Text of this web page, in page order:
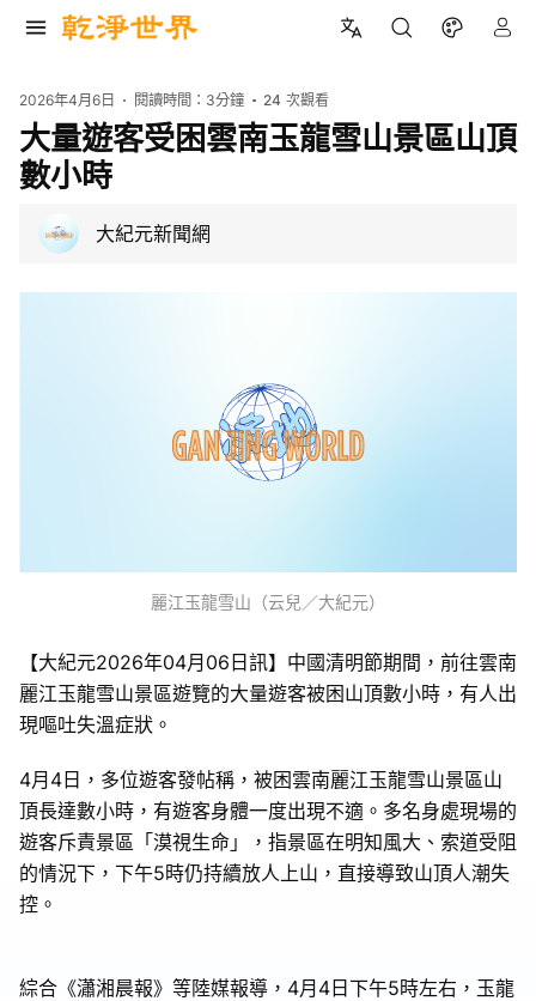
2026年4月6日 閱讀時間： 3分鐘 24 次觀看
大量遊客受困雲南玉龍雪山景區山頂
數小時
大紀元新聞網
麗江玉龍雪山（云兒／大紀元）
【大紀元2026年04月06日訊】中國清明節期間，前往雲南
麗江玉龍雪山景區遊覽的大量遊客被困山頂數小時，有人出
現嘔吐失溫症狀。
4月4日，多位遊客發帖稱，被困雲南麗江玉龍雪山景區山
頂長達數小時，有遊客身體一度出現不適。多名身處現場的
遊客斥責景區「漠視生命」，指景區在明知風大、索道受阻
的情況下，下午5時仍持續放人上山，直接導致山頂人潮失
控。
綜合《瀟湘晨報》等陸媒報導，4月4日下午5時左右，玉龍